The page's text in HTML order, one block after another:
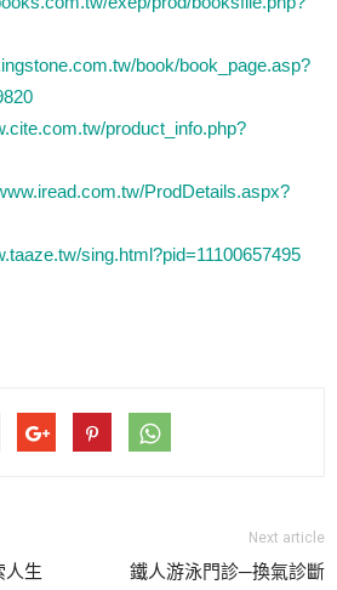
book/book_page.asp?
product_info.php?
ProdDetails.aspx?
sing.html?pid=11100657495
人生
Next article
鐵人游泳門診─換氣診斷